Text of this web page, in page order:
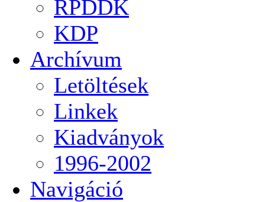
RPDDK
KDP
Archívum
Letöltések
Linkek
Kiadványok
1996-2002
Navigáció